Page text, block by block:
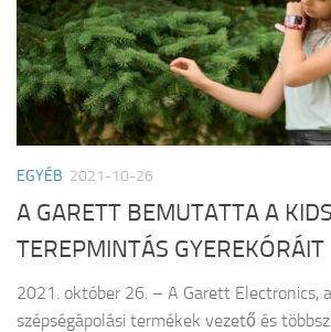
EGYÉB 2021-10-26
A GARETT BEMUTATTA A
TEREPMINTÁS GYEREKÓRÁIT
2021. október 26. – A Garett Electronics,
szépségápolási termékek vezető és